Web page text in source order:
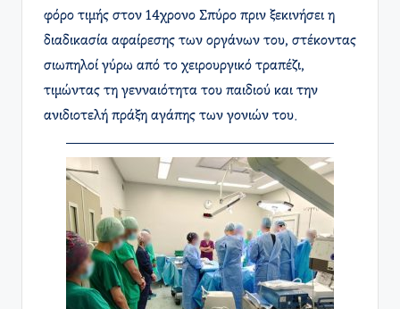
φόρο τιμής στον 14χρονο Σπύρο πριν ξεκινήσει η
διαδικασία αφαίρεσης των οργάνων του, στέκοντας
σιωπηλοί γύρω από το χειρουργικό τραπέζι,
τιμώντας τη γενναιότητα του παιδιού και την
ανιδιοτελή πράξη αγάπης των γονιών του.